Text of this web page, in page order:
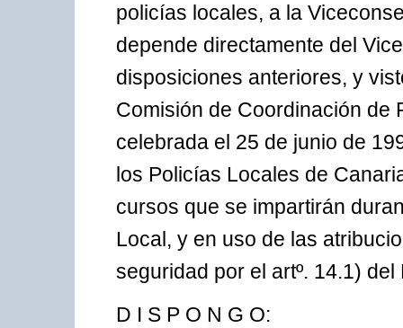
policías locales, a la
depende directamente del
disposiciones anteriores, y
Comisión de Coordinación de
celebrada el 25 de junio de
los Policías Locales de
cursos que se impartirán
Local, y en uso de las
seguridad por el artº. 14.1)
D I S P O N G O: